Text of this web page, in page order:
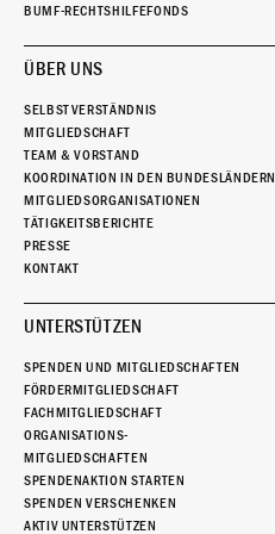
BUMF-RECHTSHILFEFONDS
ÜBER UNS
SELBSTVERSTÄNDNIS
MITGLIEDSCHAFT
TEAM & VORSTAND
KOORDINATION IN DEN BUNDESLÄNDERN
MITGLIEDSORGANISATIONEN
TÄTIGKEITSBERICHTE
PRESSE
KONTAKT
UNTERSTÜTZEN
SPENDEN UND MITGLIEDSCHAFTEN
FÖRDERMITGLIEDSCHAFT
FACHMITGLIEDSCHAFT
ORGANISATIONS-
MITGLIEDSCHAFTEN
SPENDENAKTION STARTEN
SPENDEN VERSCHENKEN
AKTIV UNTERSTÜTZEN